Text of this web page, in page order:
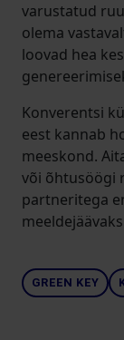
varustatud
olema
loovad hea
Konverentsi
eest kannab
meeskond.
või õhtusöögi
partneritega
GREEN KEY